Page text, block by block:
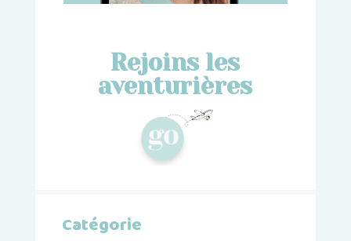
Rejoins les
aventurières
Catégorie